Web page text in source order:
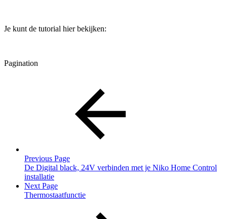
Je kunt de tutorial hier bekijken:
Pagination
Previous Page
De Digital black, 24V verbinden met je Niko Home Control
installatie
Next Page
Thermostaatfunctie